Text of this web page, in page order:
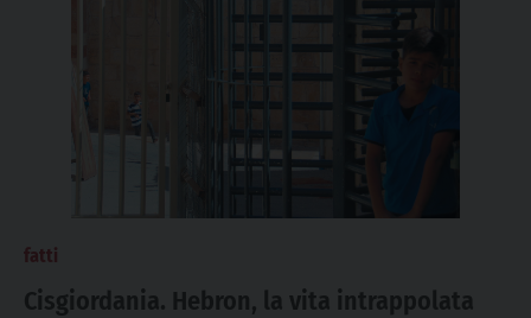
fatti
Cisgiordania. Hebron, la vita intrappolata